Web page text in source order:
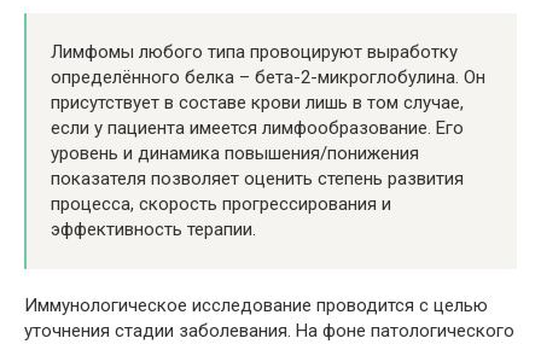
Лимфомы любого типа провоцируют выработку
определённого белка – бета-2-микроглобулина. Он
присутствует в составе крови лишь в том случае,
если у пациента имеется лимфообразование. Его
уровень и динамика повышения/понижения
показателя позволяет оценить степень развития
процесса, скорость прогрессирования и
эффективность терапии.
Иммунологическое исследование проводится с целью
уточнения стадии заболевания. На фоне патологического